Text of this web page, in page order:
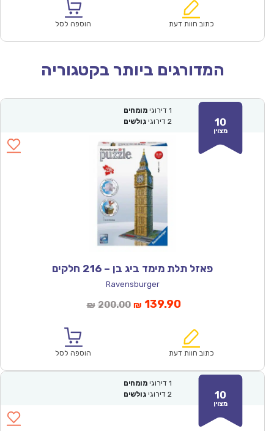
₪60.00.
הוא:
כתוב חוות דעת הוספה לסל
המדורגים ביותר בקטגוריה
10
מצוין
1 דירוגי מומחים
2 דירוגי גולשים
פאזל תלת מימד ביג בן – 216 חלקים
Ravensburger
₪ 200.00המחיר
₪200.00.
₪ 139.90המחיר
הוא:
כתוב חוות דעת הוספה לסל
10
מצוין
1 דירוגי מומחים
2 דירוגי גולשים